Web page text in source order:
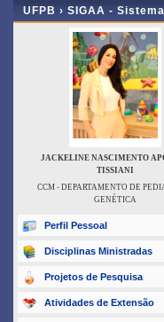
UFPB › SIGAA -
JACKELINE NASCIMENTO
TISSIANI
CCM - DEPARTAMENTO DE
GENÉTICA
Perfil Pessoal
Disciplinas Ministradas
Projetos de Pesquisa
Atividades de Extensão